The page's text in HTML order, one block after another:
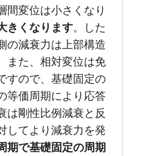
間変位は小さくなり
きくなります。した
の減衰力は上部構造
また、相対変位は免
すので、基礎固定の
等価周期により応答
は剛性比例減衰と反
してより減衰力を発
期で基礎固定の周期